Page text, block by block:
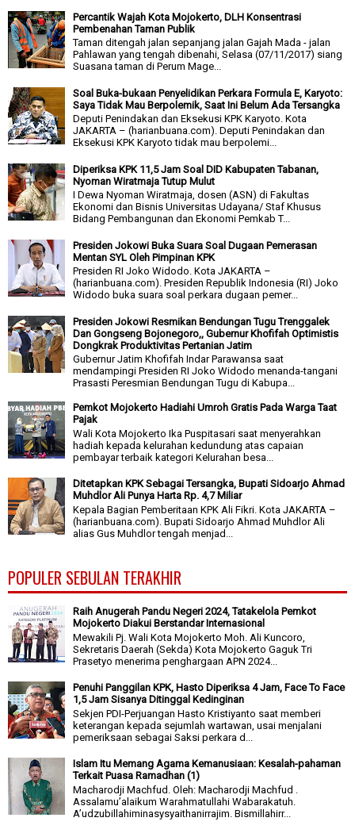
Percantik Wajah Kota Mojokerto, DLH Konsentrasi
Pembenahan Taman Publik
Taman ditengah jalan sepanjang jalan Gajah Mada - jalan
Pahlawan yang tengah dibenahi, Selasa (07/11/2017) siang
Suasana taman di Perum Mage...
Soal Buka-bukaan Penyelidikan Perkara Formula E, Karyoto:
Saya Tidak Mau Berpolemik, Saat Ini Belum Ada Tersangka
Deputi Penindakan dan Eksekusi KPK Karyoto. Kota
JAKARTA – (harianbuana.com). Deputi Penindakan dan
Eksekusi KPK Karyoto tidak mau berpolemi...
Diperiksa KPK 11,5 Jam Soal DID Kabupaten Tabanan,
Nyoman Wiratmaja Tutup Mulut
I Dewa Nyoman Wiratmaja, dosen (ASN) di Fakultas
Ekonomi dan Bisnis Universitas Udayana/ Staf Khusus
Bidang Pembangunan dan Ekonomi Pemkab T...
Presiden Jokowi Buka Suara Soal Dugaan Pemerasan
Mentan SYL Oleh Pimpinan KPK
Presiden RI Joko Widodo. Kota JAKARTA –
(harianbuana.com). Presiden Republik Indonesia (RI) Joko
Widodo buka suara soal perkara dugaan pemer...
Presiden Jokowi Resmikan Bendungan Tugu Trenggalek
Dan Gongseng Bojonegoro,, Gubernur Khofifah Optimistis
Dongkrak Produktivitas Pertanian Jatim
Gubernur Jatim Khofifah Indar Parawansa saat
mendampingi Presiden RI Joko Widodo menanda-tangani
Prasasti Peresmian Bendungan Tugu di Kabupa...
Pemkot Mojokerto Hadiahi Umroh Gratis Pada Warga Taat
Pajak
Wali Kota Mojokerto Ika Puspitasari saat menyerahkan
hadiah kepada kelurahan kedundung atas capaian
pembayar terbaik kategori Kelurahan besa...
Ditetapkan KPK Sebagai Tersangka, Bupati Sidoarjo Ahmad
Muhdlor Ali Punya Harta Rp. 4,7 Miliar
Kepala Bagian Pemberitaan KPK Ali Fikri. Kota JAKARTA –
(harianbuana.com). Bupati Sidoarjo Ahmad Muhdlor Ali
alias Gus Muhdlor tengah menjad...
POPULER SEBULAN TERAKHIR
Raih Anugerah Pandu Negeri 2024, Tatakelola Pemkot
Mojokerto Diakui Berstandar Internasional
Mewakili Pj. Wali Kota Mojokerto Moh. Ali Kuncoro,
Sekretaris Daerah (Sekda) Kota Mojokerto Gaguk Tri
Prasetyo menerima penghargaan APN 2024...
Penuhi Panggilan KPK, Hasto Diperiksa 4 Jam, Face To Face
1,5 Jam Sisanya Ditinggal Kedinginan
Sekjen PDI-Perjuangan Hasto Kristiyanto saat memberi
keterangan kepada sejumlah wartawan, usai menjalani
pemeriksaan sebagai Saksi perkara d...
Islam Itu Memang Agama Kemanusiaan: Kesalah-pahaman
Terkait Puasa Ramadhan (1)
Macharodji Machfud. Oleh: Macharodji Machfud .
Assalamu’alaikum Warahmatullahi Wabarakatuh.
A’udzubillahiminasysyaithanirrajim. Bismillahirr...